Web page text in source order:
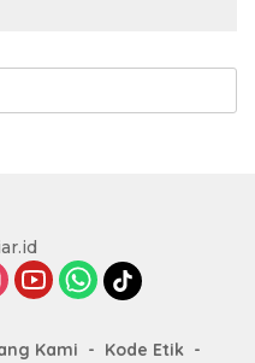
Kami Kode Etik